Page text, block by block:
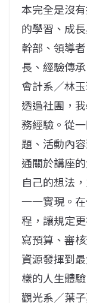
本完全是沒
的學習、成
幹部、領導
長、經驗傳承
會計系／林
透過社團，
務經驗。從
題、活動內
通關於講座
自己的想法
一一實現。
程，讓規定
寫預算、審
資源發揮到
樣的人生體驗
觀光系／葉